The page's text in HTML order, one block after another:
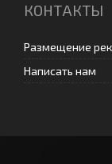
КОНТАКТЫ
Размещение
Написать нам